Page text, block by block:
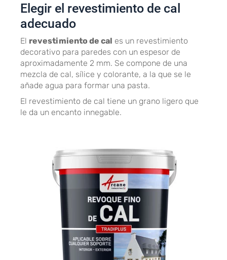
Elegir el revestimiento de cal
adecuado
El revestimiento de cal es un revestimiento
decorativo para paredes con un espesor de
aproximadamente 2 mm. Se compone de una
mezcla de cal, sílice y colorante, a la que se le
añade agua para formar una pasta.
El revestimiento de cal tiene un grano ligero que
le da un encanto innegable.